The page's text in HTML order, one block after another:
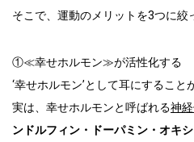
そこで、運動のメリットを3つに絞
①≪幸せホルモン≫が活性化する
‘幸せホルモン’として耳にすること
実は、幸せホルモンと呼ばれる神
ンドルフィン・ドーパミン・オキ